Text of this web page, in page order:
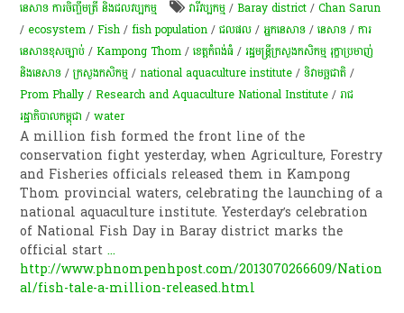
នេសាទ ការចិញ្ចឹមត្រី និងជលវប្បកម្ម វារីវប្បកម្ម /Baray district /Chan Sarun
/ ecosystem /Fish /fish population /ជលផល /អ្នកនេសាទ /នេសាទ /ការ
នេសាទ​ខុស​ច្បាប់ /Kampong Thom /ខេត្តកំពង់ធំ /រដ្ឋមន្ត្រីក្រសួងកសិកម្ម រុក្ខាប្រមាញ់
និងនេសាទ /ក្រសួងកសិកម្ម /national aquaculture institute /ទិវា​មច្ឆជាតិ​ /
Prom Phally /Research and Aquaculture National Institute /រាជ
រដ្ឋាភិបាលកម្ពុជា /water
A million fish formed the front line of the
conservation fight yesterday, when Agriculture, Forestry
and Fisheries officials released them in Kampong
Thom provincial waters, celebrating the launching of a
national aquaculture institute. Yesterday’s celebration
of National Fish Day in Baray district marks the
official start...
http://www.phnompenhpost.com/2013070266609/Nation
al/fish-tale-a-million-released.html